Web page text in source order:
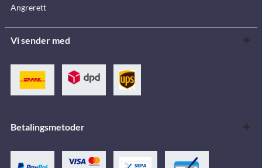
Angrerett
Vi sender med
Betalingsmetoder